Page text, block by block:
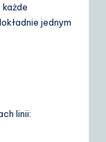
każde
jednym
linii: